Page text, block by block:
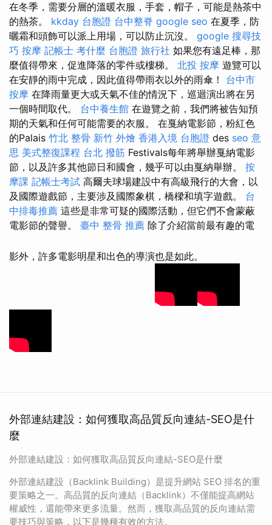
在冬季，需要分層的溫暖衣服，手套，帽子，可能是熱茶中
的熱茶。 kkday 台胞證 台中整脊 google seo 在夏季，防
曬霜和頭飾可以派上用場，可以防止沉沒。 google 搜尋技
巧 按摩 記帳士 考什麼 台胞證 旅行社 如果您有遠足棒，那
麼值得帶來，促進降落的零件或樓梯。 北投 按摩 遊覽可以
在安靜的雨中完成，因此值得帶雨衣以外的雨傘！ 台中市
按摩 在降雨量更大或天氣不佳的情況下，巡迴演出將在另
一個時間取代。 台中養生館 在遊覽之前，我們將被告知預
期的天氣和任何可能需要的衣服。 在戛納電影節，粉紅色
的Palais 竹北 整骨 新竹 外燴 香港入境 台胞證 des seo 意
思 美式整復課程 台北 撥筋 Festivals每年將舉辦戛納電影
節，以及許多其他節日和國會，幾乎可以由戛納舉辦。 按
摩課 記帳士考試 高爾夫球場建設中有高級飛行的大會，以
及國際遊戲節，主要涉及國際象棋，橋樑和填字遊戲。 台
中排毒推薦 這些是非常可疑的國際活動，但它們不會蒙蔽
電影節的聲譽。 臺中 整骨 推薦 除了介紹當前最有趣的電
影外，許多電影明星和出色的導演也是如此。
外部連結建設：如何獲取高品質反向連結-SEO是什
麼
外部連結建設：如何獲取高品質反向連結-SEO是什麼
外部連結建設（Backlink Building）是提升網站 SEO 排名的重
要策略之一。高品質的反向連結（Backlink）不僅能提高網站
權威性，還能帶來更多流量。然而，獲取高品質的反向連結需
要技巧與策略，以下是幾種有效的方法。